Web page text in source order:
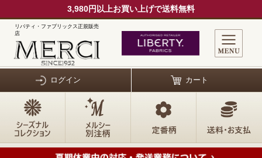
3,980円以上お買い上げで送料無料
リバティ・ファブリックス正規販売
店
ログイン カート